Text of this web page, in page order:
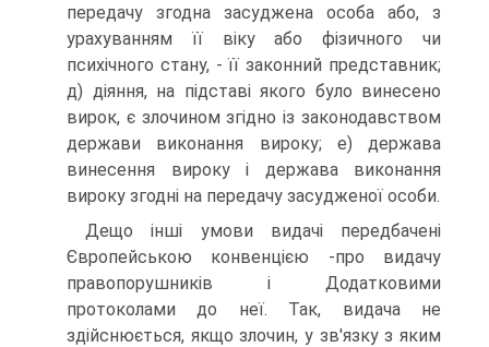
передачу згодна засуджена особа або, з
урахуванням її віку або фізичного чи
психічного стану, - її законний представник;
д) діяння, на підставі якого було винесено
вирок, є злочином згідно із законодавством
держави виконання вироку; е) держава
винесення вироку і держава виконання
вироку згодні на передачу засудженої особи.
Дещо інші умови видачі передбачені
Європейською конвенцією -про видачу
правопорушників і Додатковими
протоколами до неї. Так, видача не
здійснюється, якщо злочин, у зв'язку з яким